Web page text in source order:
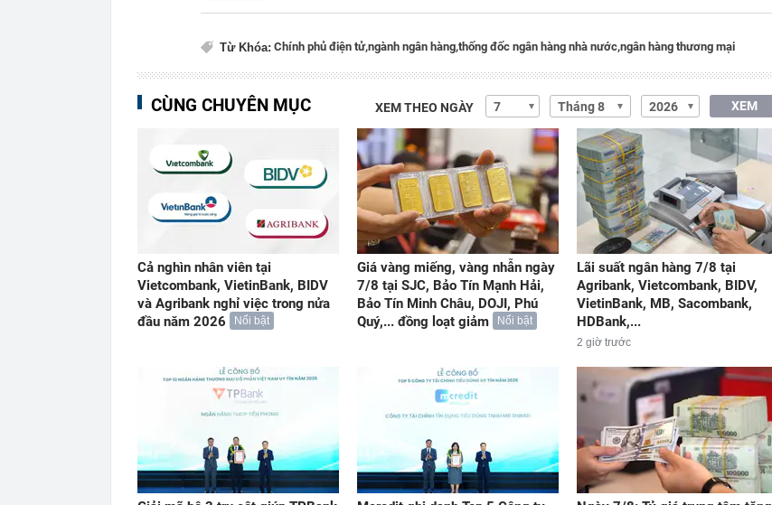
Từ Khóa: Chính phủ điện tử,ngành ngân hàng,thống đốc ngân hàng nhà nước,ngân hàng thương mại
CÙNG CHUYÊN MỤC XEM THEO NGÀY XEM
Cả nghìn nhân viên tại
Vietcombank, VietinBank, BIDV
và Agribank nghỉ việc trong nửa
đầu năm 2026
Nổi bật
Giá vàng miếng, vàng nhẫn ngày
7/8 tại SJC, Bảo Tín Mạnh Hải,
Bảo Tín Minh Châu, DOJI, Phú
Quý,... đồng loạt giảm
Nổi bật
Lãi suất ngân hàng 7/8 tại
Agribank, Vietcombank, BIDV,
VietinBank, MB, Sacombank,
HDBank,...
2 giờ trước